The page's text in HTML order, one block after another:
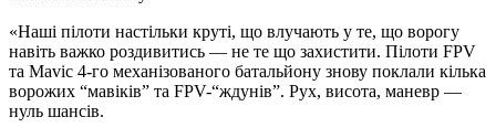
«Наші пілоти настільки круті, що влучають у те, що ворогу
навіть важко роздивитись — не те що захистити. Пілоти FPV
та Mavic 4-го механізованого батальйону знову поклали кілька
ворожих “мавіків” та FPV-“ждунів”. Рух, висота, маневр —
нуль шансів.